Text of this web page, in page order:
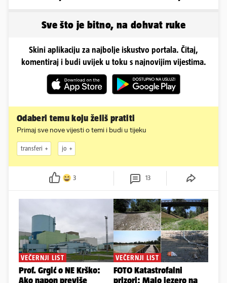
Sve što je bitno, na dohvat ruke
Skini aplikaciju za najbolje iskustvo portala. Čitaj,
komentiraj i budi uvijek u toku s najnovijim vijestima.
Odaberi temu koju želiš pratiti
Primaj sve nove vijesti o temi i budi u tijeku
transferi jo
3 13